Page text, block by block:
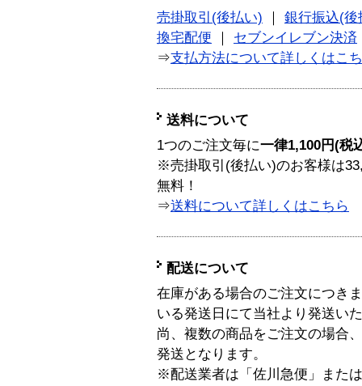
売掛取引(後払い)
銀行振込(後
換宅配便
セブンイレブン決済
⇒支払方法について詳しくはこ
送料について
1つのご注文毎に一律1,100円(税
※売掛取引(後払い)のお客様は
無料！
⇒送料について詳しくはこちら
配送について
在庫がある場合のご注文につき
いる発送日にて当社より発送い
尚、複数の商品をご注文の場合
発送となります。
※配送業者は「佐川急便」また